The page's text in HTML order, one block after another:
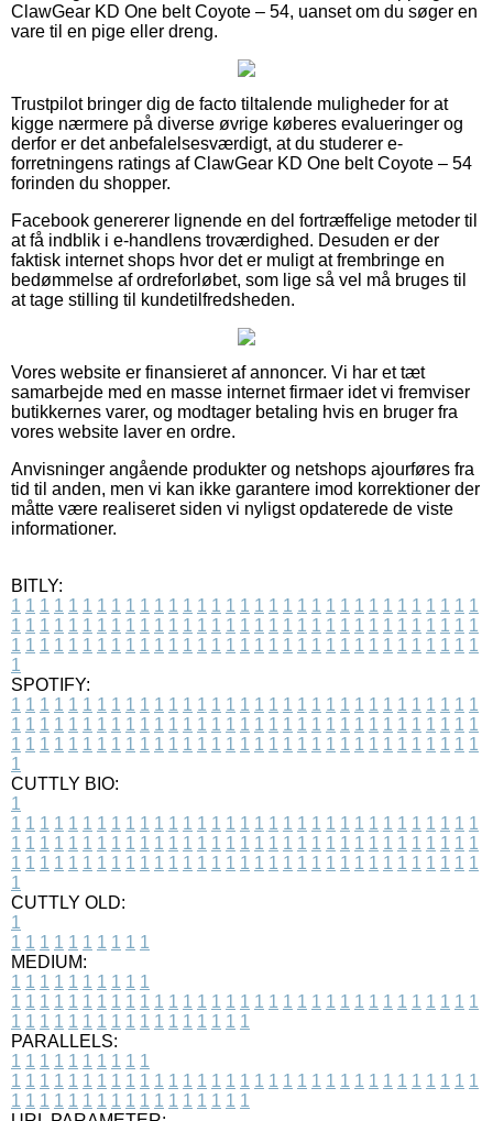
ClawGear KD One belt Coyote – 54, uanset om du søger en
vare til en pige eller dreng.
Trustpilot bringer dig de facto tiltalende muligheder for at
kigge nærmere på diverse øvrige køberes evalueringer og
derfor er det anbefalelsesværdigt, at du studerer e-
forretningens ratings af ClawGear KD One belt Coyote – 54
forinden du shopper.
Facebook genererer lignende en del fortræffelige metoder til
at få indblik i e-handlens troværdighed. Desuden er der
faktisk internet shops hvor det er muligt at frembringe en
bedømmelse af ordreforløbet, som lige så vel må bruges til
at tage stilling til kundetilfredsheden.
Vores website er finansieret af annoncer. Vi har et tæt
samarbejde med en masse internet firmaer idet vi fremviser
butikkernes varer, og modtager betaling hvis en bruger fra
vores website laver en ordre.
Anvisninger angående produkter og netshops ajourføres fra
tid til anden, men vi kan ikke garantere imod korrektioner der
måtte være realiseret siden vi nyligst opdaterede de viste
informationer.
BITLY:
1 1 1 1 1 1 1 1 1 1 1 1 1 1 1 1 1 1 1 1 1 1 1 1 1 1 1 1 1 1 1 1 1
1 1 1 1 1 1 1 1 1 1 1 1 1 1 1 1 1 1 1 1 1 1 1 1 1 1 1 1 1 1 1 1 1
1 1 1 1 1 1 1 1 1 1 1 1 1 1 1 1 1 1 1 1 1 1 1 1 1 1 1 1 1 1 1 1 1
1
SPOTIFY:
1 1 1 1 1 1 1 1 1 1 1 1 1 1 1 1 1 1 1 1 1 1 1 1 1 1 1 1 1 1 1 1 1
1 1 1 1 1 1 1 1 1 1 1 1 1 1 1 1 1 1 1 1 1 1 1 1 1 1 1 1 1 1 1 1 1
1 1 1 1 1 1 1 1 1 1 1 1 1 1 1 1 1 1 1 1 1 1 1 1 1 1 1 1 1 1 1 1 1
1
CUTTLY BIO:
1
1 1 1 1 1 1 1 1 1 1 1 1 1 1 1 1 1 1 1 1 1 1 1 1 1 1 1 1 1 1 1 1 1
1 1 1 1 1 1 1 1 1 1 1 1 1 1 1 1 1 1 1 1 1 1 1 1 1 1 1 1 1 1 1 1 1
1 1 1 1 1 1 1 1 1 1 1 1 1 1 1 1 1 1 1 1 1 1 1 1 1 1 1 1 1 1 1 1 1
1
CUTTLY OLD:
1
1 1 1 1 1 1 1 1 1 1
MEDIUM:
1 1 1 1 1 1 1 1 1 1
1 1 1 1 1 1 1 1 1 1 1 1 1 1 1 1 1 1 1 1 1 1 1 1 1 1 1 1 1 1 1 1 1
1 1 1 1 1 1 1 1 1 1 1 1 1 1 1 1 1
PARALLELS:
1 1 1 1 1 1 1 1 1 1
1 1 1 1 1 1 1 1 1 1 1 1 1 1 1 1 1 1 1 1 1 1 1 1 1 1 1 1 1 1 1 1 1
1 1 1 1 1 1 1 1 1 1 1 1 1 1 1 1 1